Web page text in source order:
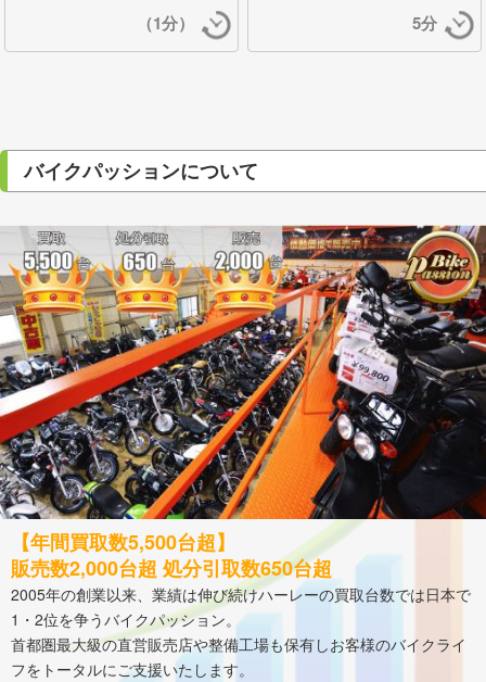
（1分） 5分
バイクパッションについて
【年間買取数5,500台超】
販売数2,000台超 処分引取数650台超
2005年の創業以来、業績は伸び続けハーレーの買取台数では日本で
1・2位を争うバイクパッション。
首都圏最大級の直営販売店や整備工場も保有しお客様のバイクライ
フをトータルにご支援いたします。